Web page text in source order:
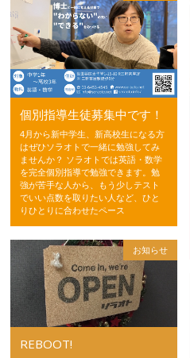
個別指導生徒募集中です！
4月から新中学生、新高校生になる方
はぜひソラオトで一緒に勉強してみ
ませんか？ ソラオトでは英語・数学
を完全個別指導で勉強できます。勉
強が苦手な人から、もう少しテスト
でいい点数を取りたい人など、ひと
りひとりに合わせたペース
お知らせ
REBOOT!